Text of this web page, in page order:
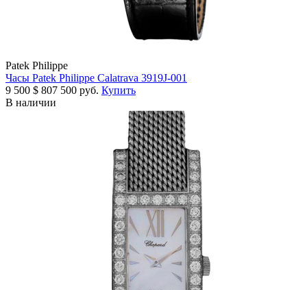
Patek Philippe
Часы Patek Philippe Calatrava 3919J-001
9 500 $ 807 500 руб. Купить
В наличии